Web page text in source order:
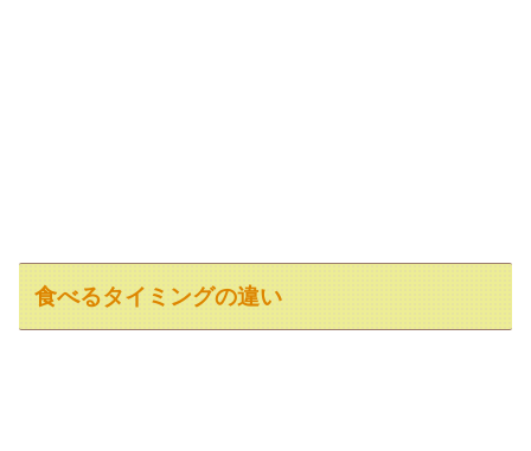
食べるタイミングの違い